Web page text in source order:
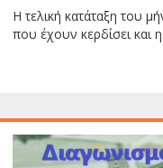
Η τελική κατάταξη του
που έχουν κερδίσει και